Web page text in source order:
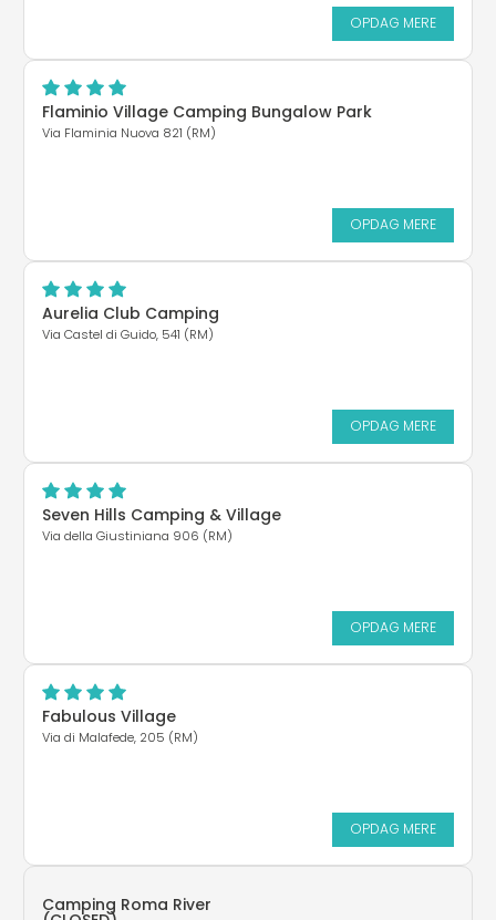
OPDAG MERE
Flaminio Village Camping Bungalow Park
Via Flaminia Nuova 821 (RM)
OPDAG MERE
Aurelia Club Camping
Via Castel di Guido, 541 (RM)
OPDAG MERE
Seven Hills Camping & Village
Via della Giustiniana 906 (RM)
OPDAG MERE
Fabulous Village
Via di Malafede, 205 (RM)
OPDAG MERE
Camping Roma River